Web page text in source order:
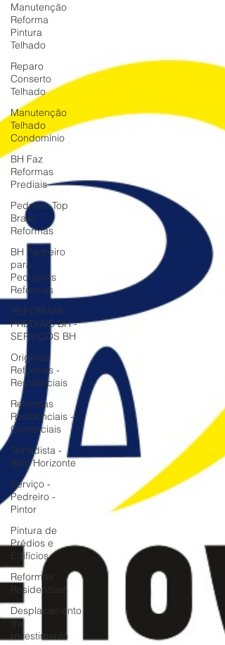
Manutenção
Reforma
Pintura
Telhado
Reparo
Conserto
Telhado
Manutenção
Telhado
Condomínio
BH Faz
Reformas
Prediais
Pedreiro Top
Brasil
Reformas
BH Pedreiro
para
Pequenas
Reformas
REFORMAS
PREDIAIS BH -
SERVIÇOS BH
Originals
Reformas -
Residenciais
Reformas
Residenciais -
Comerciais
Telhadista -
Belo Horizonte
Serviço -
Pedreiro -
Pintor
Pintura de
Prédios e
Edifícios
Reformas
Residenciais
Desplacamento
de
revestimento